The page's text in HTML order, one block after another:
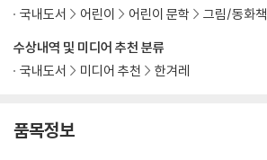
수상내역 및 미디어 추천 분류
국내도서
미디어 추천 한겨레
국내도서
어린이 어린이 문학 그림/동화책
품목정보